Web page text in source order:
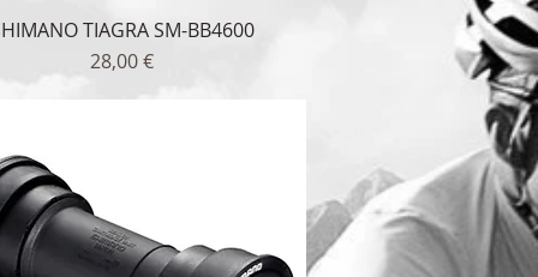
Γρήγορη προβολή
TIAGRA SM-BB4600
Τιμή
28,00 €